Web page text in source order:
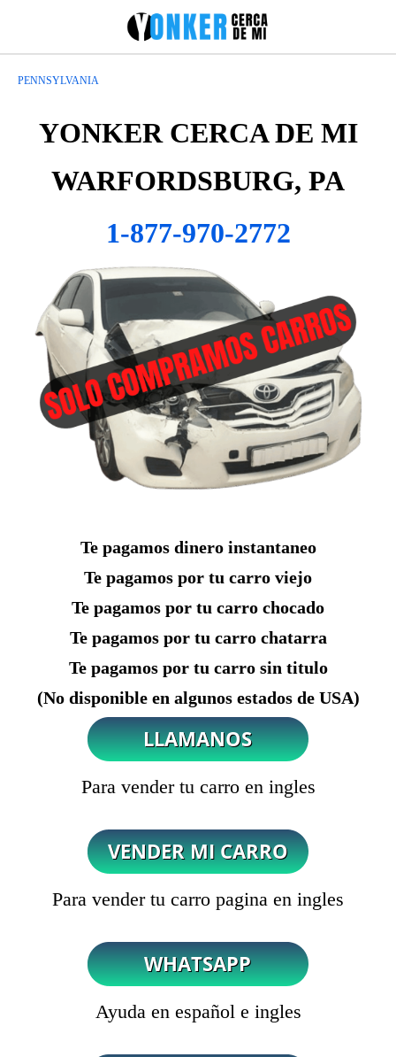
PENNSYLVANIA
YONKER CERCA DE MI
WARFORDSBURG, PA
1-877-970-2772
Te pagamos dinero instantaneo
Te pagamos por tu carro viejo
Te pagamos por tu carro chocado
Te pagamos por tu carro chatarra
Te pagamos por tu carro sin titulo
(No disponible en algunos estados de USA)
Para vender tu carro en ingles
Para vender tu carro pagina en ingles
Ayuda en español e ingles